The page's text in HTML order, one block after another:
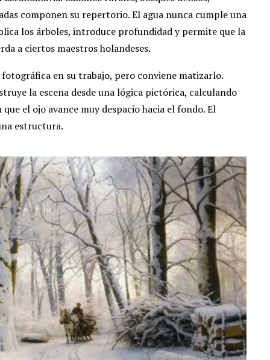
componen su repertorio. El agua nunca cumple una
los árboles, introduce profundidad y permite que la
a ciertos maestros holandeses.
fotográfica en su trabajo, pero conviene matizarlo.
la escena desde una lógica pictórica, calculando
el ojo avance muy despacio hacia el fondo. El
estructura.